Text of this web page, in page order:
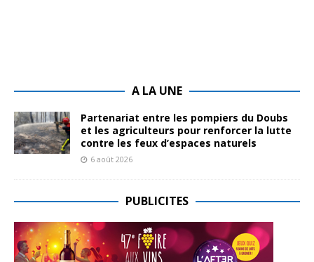
A LA UNE
Partenariat entre les pompiers du Doubs
et les agriculteurs pour renforcer la lutte
contre les feux d’espaces naturels
6 août 2026
PUBLICITES